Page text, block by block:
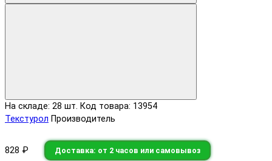
На складе: 28 шт. Код товара: 13954
Текстурол Производитель
828 ₽ Доставка: от 2 часов или самовывоз